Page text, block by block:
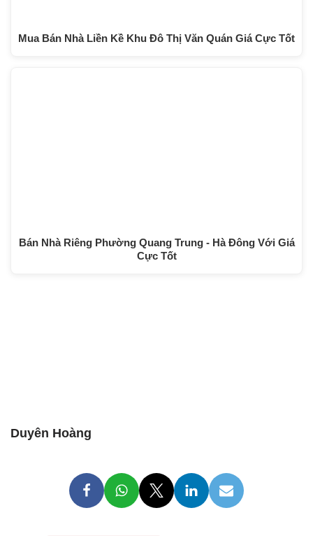
Mua Bán Nhà Liền Kề Khu Đô Thị Văn Quán Giá Cực Tốt
Bán Nhà Riêng Phường Quang Trung - Hà Đông Với Giá
Cực Tốt
Duyên Hoàng